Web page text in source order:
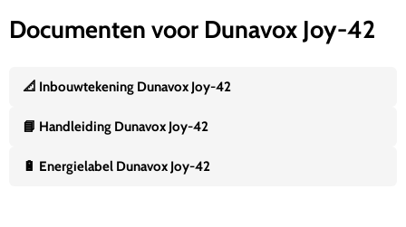
Documenten voor Dunavox Joy-42
📐 Inbouwtekening Dunavox Joy-42
📘 Handleiding Dunavox Joy-42
🔋 Energielabel Dunavox Joy-42